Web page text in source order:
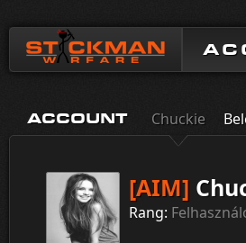
ACCOUNT Chuckie
[AIM]
Rang: